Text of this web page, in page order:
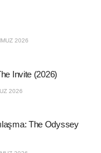
2026
Invite (2026)
2026
The Odyssey